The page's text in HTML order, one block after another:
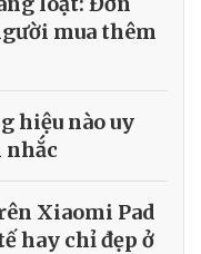
mua thêm
hiệu nào uy
nhắc
Xiaomi Pad
hay chỉ đẹp ở